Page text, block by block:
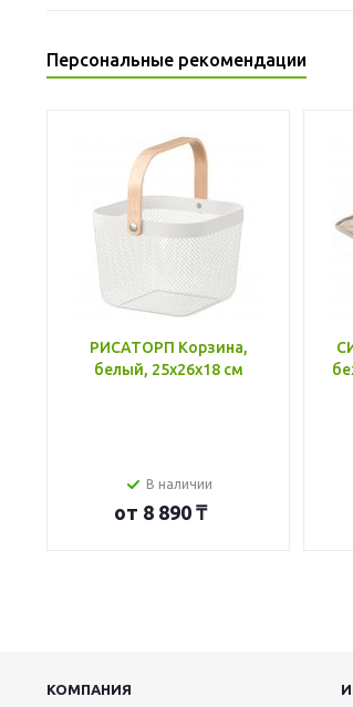
Персональные рекомендации
РИСАТОРП Корзина,
белый, 25x26x18 см
В наличии
от 8 890 ₸
КОМПАНИЯ